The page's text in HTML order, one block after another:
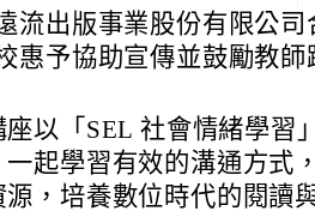
流出版事業股份有限公
惠予協助宣傳並鼓勵教
座以「SEL 社會情緒學習
一起學習有效的溝通方式
源，培養數位時代的閱讀